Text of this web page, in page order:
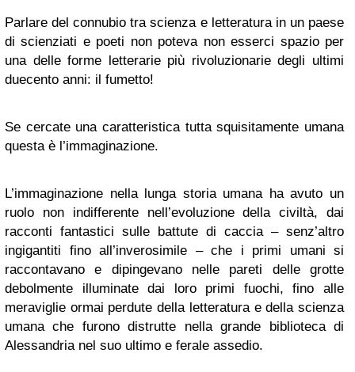
Parlare del connubio tra scienza e letteratura in un paese
di scienziati e poeti non poteva non esserci spazio per
una delle forme letterarie più rivoluzionarie degli ultimi
duecento anni: il fumetto!
Se cercate una caratteristica tutta squisitamente umana
questa è l’immaginazione.
L’immaginazione nella lunga storia umana ha avuto un
ruolo non indifferente nell’evoluzione della civiltà, dai
racconti fantastici sulle battute di caccia – senz’altro
ingigantiti fino all’inverosimile – che i primi umani si
raccontavano e dipingevano nelle pareti delle grotte
debolmente illuminate dai loro primi fuochi, fino alle
meraviglie ormai perdute della letteratura e della scienza
umana che furono distrutte nella grande biblioteca di
Alessandria nel suo ultimo e ferale assedio.